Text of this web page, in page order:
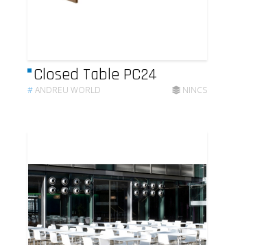
Closed Table PC24
#ANDREU WORLD NINCS